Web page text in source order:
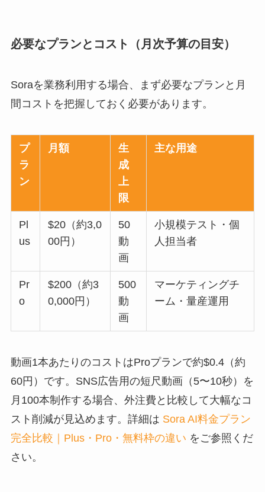
必要なプランとコスト（月次予算の目安）
Soraを業務利用する場合、まず必要なプランと月
間コストを把握しておく必要があります。
プ
ラ
ン
月額
生
成
上
限
主な用途
Pl
us
$20（約3,0
00円）
50
動
画
小規模テスト・個
人担当者
Pr
o
$200（約3
0,000円）
500
動
画
マーケティングチ
ーム・量産運用
動画1本あたりのコストはProプランで約$0.4（約
60円）です。SNS広告用の短尺動画（5〜10秒）を
月100本制作する場合、外注費と比較して大幅なコ
スト削減が見込めます。詳細は Sora AI料金プラン
完全比較｜Plus・Pro・無料枠の違い をご参照くだ
さい。